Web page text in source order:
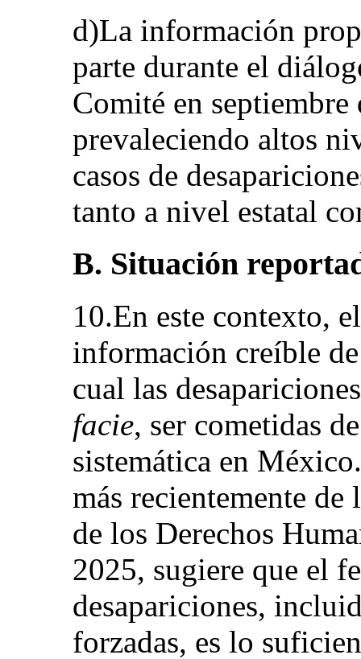
d)La información
parte durante el
Comité en
prevaleciendo altos
casos de
tanto a nivel estatal
B. Situación
10.En este contexto,
información creíble
cual las
facie, ser cometidas
sistemática en
más recientemente
de los Derechos
2025, sugiere que el
desapariciones,
forzadas, es lo